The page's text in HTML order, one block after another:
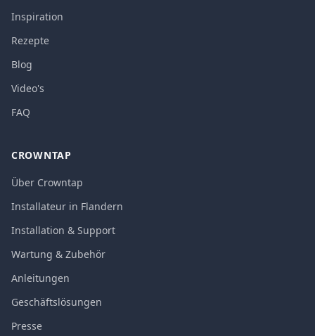
Inspiration
Rezepte
Blog
Video's
FAQ
CROWNTAP
Über Crowntap
Installateur in Flandern
Installation & Support
Wartung & Zubehör
Anleitungen
Geschäftslösungen
Presse